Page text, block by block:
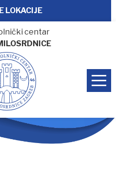
LOKACIJE
centar